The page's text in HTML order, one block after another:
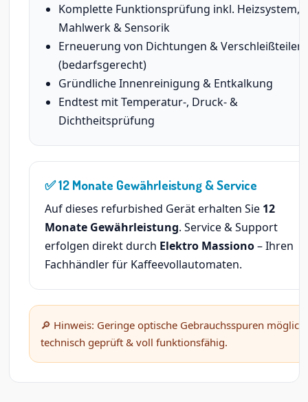
Komplette Funktionsprüfung inkl. Heizsystem,
Mahlwerk & Sensorik
Erneuerung von Dichtungen & Verschleißteilen
(bedarfsgerecht)
Gründliche Innenreinigung & Entkalkung
Endtest mit Temperatur-, Druck- &
Dichtheitsprüfung
✅ 12 Monate Gewährleistung & Service
Auf dieses refurbished Gerät erhalten Sie 12
Monate Gewährleistung. Service & Support
erfolgen direkt durch Elektro Massiono– Ihren
Fachhändler für Kaffeevollautomaten.
🔎 Hinweis: Geringe optische Gebrauchsspuren möglich
technisch geprüft & voll funktionsfähig.